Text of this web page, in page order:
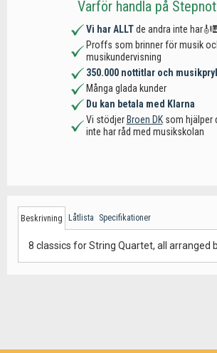
Varför handla på
Vi har ALLTde andra inte
Proffs som brinner för musik
musikundervisning
350.000 nottitlar och
Många glada kunder
Du kan betala med Klarna
Vi stödjer Broen DKsom hjälper
inte har råd med musikskolan
Beskrivning Låtlista Specifikationer
8 classics for String Quartet, all arranged